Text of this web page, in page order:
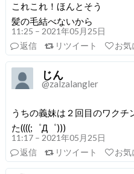
これこれ！ほんとそう
髪の毛結べないから
11:25 – 2021年05月25日
返信
リツイート お気
じん
@zalzalangler
うちの義妹は２回目のワク
た((((;゜Д゜)))
11:17 – 2021年05月25日
返信
リツイート お気